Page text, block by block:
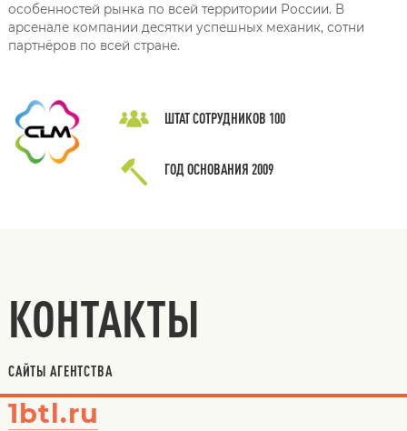
особенностей рынка по всей территории России. В
арсенале компании десятки успешных механик, сотни
партнёров по всей стране.
ШТАТ СОТРУДНИКОВ 100
ГОД ОСНОВАНИЯ 2009
КОНТАКТЫ
САЙТЫ АГЕНТСТВА
1btl.ru